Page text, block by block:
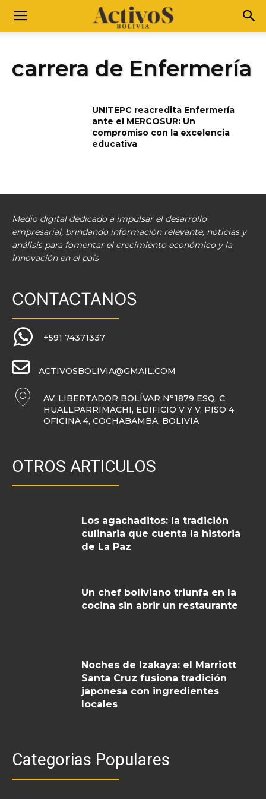
carrera de Enfermería
UNITEPC reacredita Enfermería
ante el MERCOSUR: Un
compromiso con la excelencia
educativa
Medio digital dedicado a impulsar el desarrollo
empresarial, brindando información relevante, noticias y
análisis para fomentar el crecimiento económico y la
innovación en el país
CONTACTANOS
+591 74371337
ACTIVOSBOLIVIA@GMAIL.COM
AV. LIBERTADOR BOLÍVAR N°1879 ESQ. C.
HUALLPARRIMACHI, EDIFICIO V Y V, PISO 4
OFICINA 4, COCHABAMBA, BOLIVIA
OTROS ARTICULOS
Los agachaditos: la tradición
culinaria que cuenta la historia
de La Paz
Un chef boliviano triunfa en la
cocina sin abrir un restaurante
Noches de Izakaya: el Marriott
Santa Cruz fusiona tradición
japonesa con ingredientes
locales
Categorias Populares